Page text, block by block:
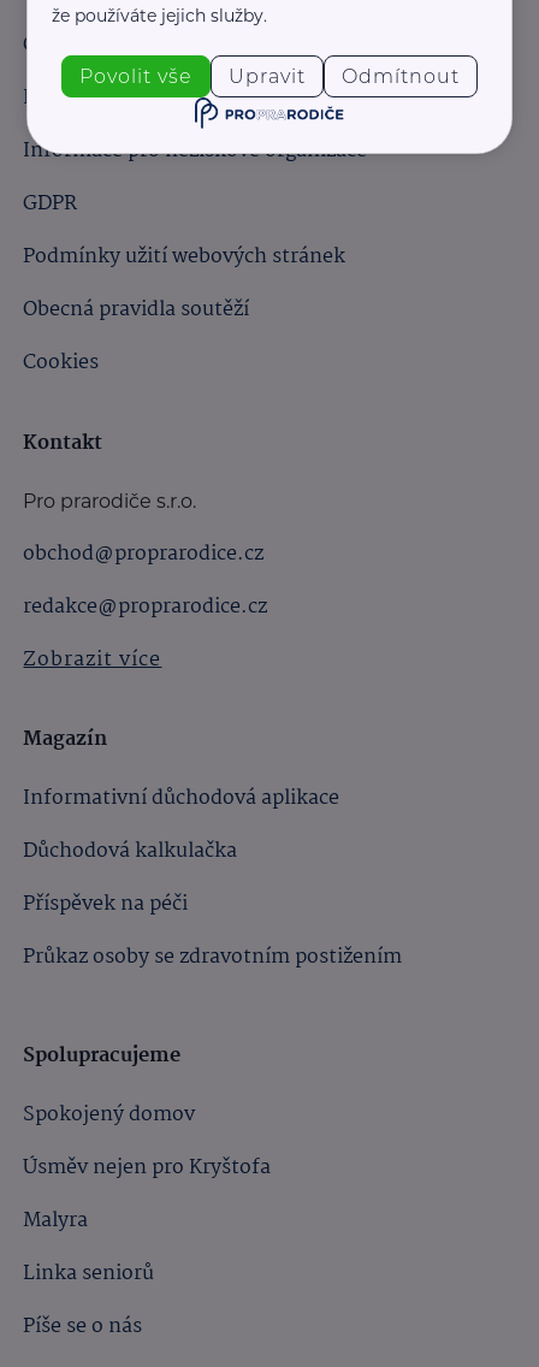
Obchodní podmínky
Informace pro obchodní partnery
Informace pro neziskové organizace
GDPR
Podmínky užití webových stránek
Obecná pravidla soutěží
Cookies
Kontakt
Pro prarodiče s.r.o.
obchod@proprarodice.cz
redakce@proprarodice.cz
Zobrazit více
Magazín
Informativní důchodová aplikace
Důchodová kalkulačka
Příspěvek na péči
Průkaz osoby se zdravotním postižením
Spolupracujeme
Spokojený domov
Úsměv nejen pro Kryštofa
Malyra
Linka seniorů
Píše se o nás
že používáte jejich služby.
Povolit vše Upravit Odmítnout